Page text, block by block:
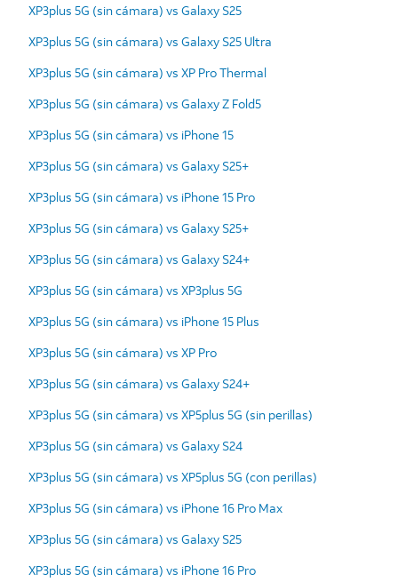
XP3plus 5G (sin cámara) vs Galaxy S25
XP3plus 5G (sin cámara) vs Galaxy S25 Ultra
XP3plus 5G (sin cámara) vs XP Pro Thermal
XP3plus 5G (sin cámara) vs Galaxy Z Fold5
XP3plus 5G (sin cámara) vs iPhone 15
XP3plus 5G (sin cámara) vs Galaxy S25+
XP3plus 5G (sin cámara) vs iPhone 15 Pro
XP3plus 5G (sin cámara) vs Galaxy S25+
XP3plus 5G (sin cámara) vs Galaxy S24+
XP3plus 5G (sin cámara) vs XP3plus 5G
XP3plus 5G (sin cámara) vs iPhone 15 Plus
XP3plus 5G (sin cámara) vs XP Pro
XP3plus 5G (sin cámara) vs Galaxy S24+
XP3plus 5G (sin cámara) vs XP5plus 5G (sin perillas)
XP3plus 5G (sin cámara) vs Galaxy S24
XP3plus 5G (sin cámara) vs XP5plus 5G (con perillas)
XP3plus 5G (sin cámara) vs iPhone 16 Pro Max
XP3plus 5G (sin cámara) vs Galaxy S25
XP3plus 5G (sin cámara) vs iPhone 16 Pro